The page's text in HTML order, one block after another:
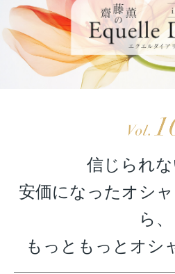
信じられ
安価になったオシャ
ら、
もっともっとオシ